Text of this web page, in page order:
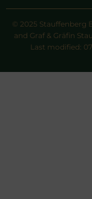
© 2025 Stauffenberg
and Graf & Gräfin
Last modified: